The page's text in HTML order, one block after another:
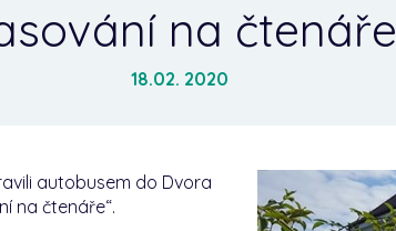
na čtenáře
18.02. 2020
autobusem do Dvora
na čtenáře“.